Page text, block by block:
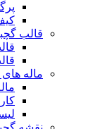
قالب
ماله